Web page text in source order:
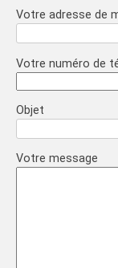
Votre adresse de
Votre numéro de
Objet
Votre message